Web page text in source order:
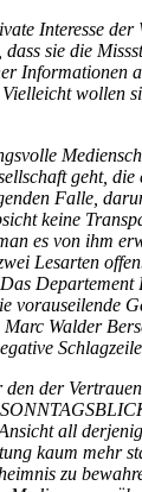
Interesse
sie die
Informationen
geht,
Falle,
keine
es von ihm
Lesarten
vorauseilende
Walder
der
all
kaum mehr
zu